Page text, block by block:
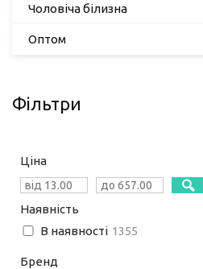
Чоловіча білизна
Оптом
Фільтри
Ціна
Наявність
В наявності 1355
Бренд